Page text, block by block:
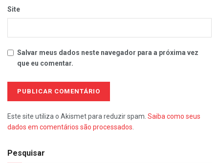
Site
Salvar meus dados neste navegador para a próxima vez
que eu comentar.
Este site utiliza o Akismet para reduzir spam. Saiba como seus
dados em comentários são processados
Pesquisar